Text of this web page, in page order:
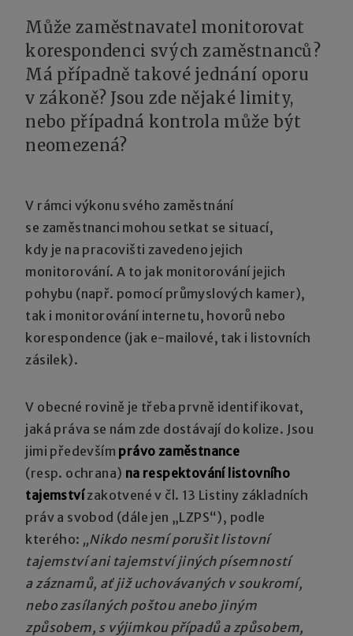
Může zaměstnavatel monitorovat
korespondenci svých zaměstnanců?
Má případně takové jednání oporu
v zákoně? Jsou zde nějaké limity,
nebo případná kontrola může být
neomezená?
V rámci výkonu svého zaměstnání
se zaměstnanci mohou setkat se situací,
kdy je na pracovišti zavedeno jejich
monitorování. A to jak monitorování jejich
pohybu (např. pomocí průmyslových kamer),
tak i monitorování internetu, hovorů nebo
korespondence (jak e-mailové, tak i listovních
zásilek).
V obecné rovině je třeba prvně identifikovat,
jaká práva se nám zde dostávají do kolize. Jsou
jimi především právo zaměstnance
(resp. ochrana) na respektování listovního
tajemstvízakotvené v čl. 13 Listiny základních
práv a svobod (dále jen „LZPS“), podle
kterého: „Nikdo nesmí porušit listovní
tajemství ani tajemství jiných písemností
a záznamů, ať již uchovávaných v soukromí,
nebo zasílaných poštou anebo jiným
způsobem, s výjimkou případů a způsobem,